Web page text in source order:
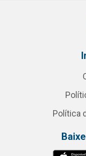
Política